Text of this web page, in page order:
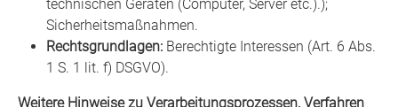
technischen Geräten (Computer, Server etc.).);
Sicherheitsmaßnahmen.
Rechtsgrundlagen: Berechtigte Interessen (Art. 6 Abs.
1 S. 1 lit. f) DSGVO).
Weitere Hinweise zu Verarbeitungsprozessen, Verfahren